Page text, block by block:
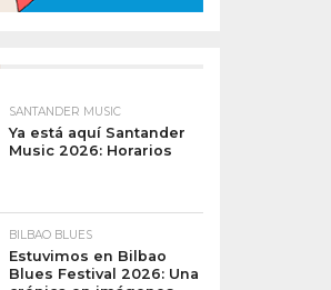
SANTANDER MUSIC
Ya está aquí Santander
Music 2026: Horarios
BILBAO BLUES
Estuvimos en Bilbao
Blues Festival 2026: Una